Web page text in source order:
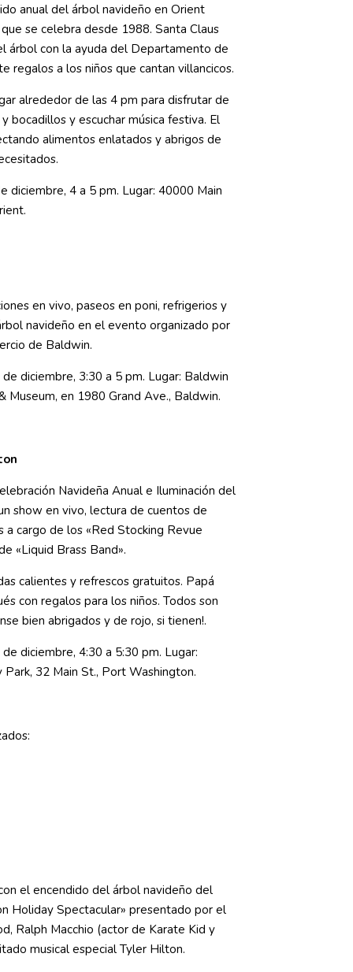
anual del árbol navideño en Orient
se celebra desde 1988. Santa Claus
árbol con la ayuda del Departamento de
regalos a los niños que cantan villancicos.
alrededor de las 4 pm para disfrutar de
bocadillos y escuchar música festiva. El
alimentos enlatados y abrigos de
diciembre, 4 a 5 pm. Lugar: 40000 Main
en vivo, paseos en poni, refrigerios y
navideño en el evento organizado por
de Baldwin.
diciembre, 3:30 a 5 pm. Lugar: Baldwin
Museum, en 1980 Grand Ave., Baldwin.
Navideña Anual e Iluminación del
show en vivo, lectura de cuentos de
a cargo de los «Red Stocking Revue
«Liquid Brass Band».
calientes y refrescos gratuitos. Papá
con regalos para los niños. Todos son
bien abrigados y de rojo, si tienen!.
diciembre, 4:30 a 5:30 pm. Lugar:
32 Main St., Port Washington.
el encendido del árbol navideño del
Holiday Spectacular» presentado por el
Ralph Macchio (actor de Karate Kid y
musical especial Tyler Hilton.